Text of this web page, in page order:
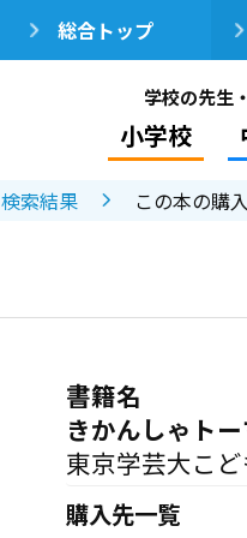
総合トップ
学校の先生
小学校
検索結果 この本の購
書籍名
きかんしゃト
東京学芸大こ
購入先一覧